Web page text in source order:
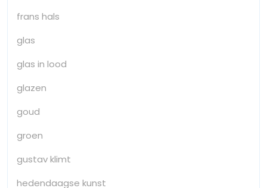
frans hals
glas
glas in lood
glazen
goud
groen
gustav klimt
hedendaagse kunst